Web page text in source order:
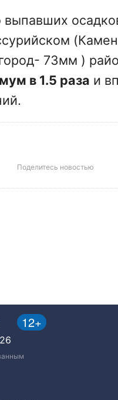
выпавших
(
- 73мм )
в 1.5 раза и
Поделитесь новостью
12+